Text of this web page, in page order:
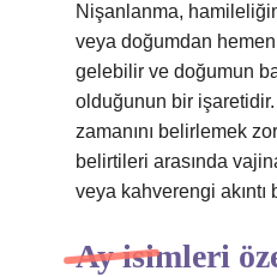
Nişanlanma,
veya doğumdan
gelebilir ve doğumun
olduğunun bir
zamanını belirlemek
belirtileri arasında
veya kahverengi akıntı
Ay isimleri